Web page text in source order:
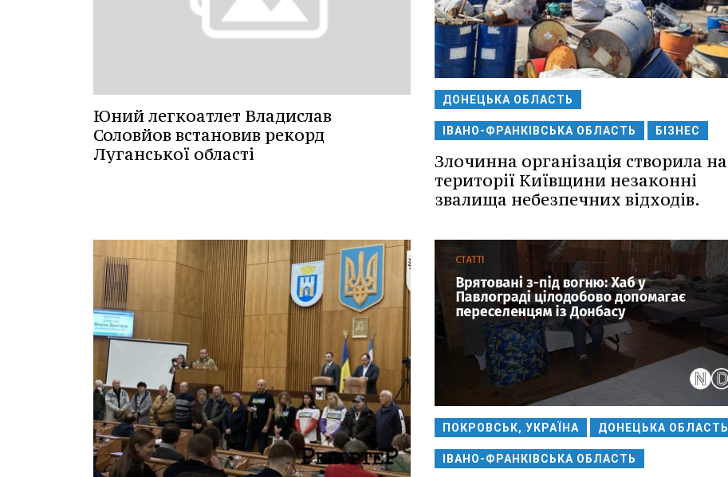
Юний легкоатлет Владислав
Соловйов встановив рекорд
Луганської області
ДОНЕЦЬКА ОБЛАСТЬ
ІВАНО-ФРАНКІВСЬКА ОБЛАСТЬ БІЗНЕС
Злочинна організація створила на
території Київщини незаконні
звалища небезпечних відходів.
ПОКРОВСЬК, УКРАЇНА ДОНЕЦЬКА ОБЛАСТЬ
ІВАНО-ФРАНКІВСЬКА ОБЛАСТЬ